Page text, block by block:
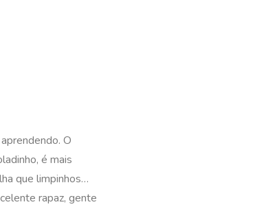
O
é mais
que limpinhos…
rapaz, gente